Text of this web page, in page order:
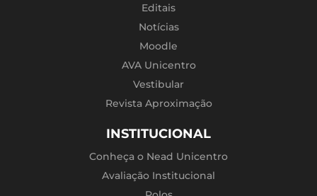
Editais
Notícias
Moodle
AVA Unicentro
Vestibular
Revista Aproximação
INSTITUCIONAL
Conheça o Nead Unicentro
Avaliação Institucional